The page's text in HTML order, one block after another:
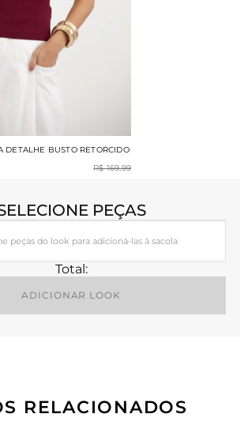
DETALHE BUSTO RETORCIDO
R$ 169,99
PEÇAS
peças do look para adicioná-las à sacola
Total:
ADICIONAR LOOK
RELACIONADOS